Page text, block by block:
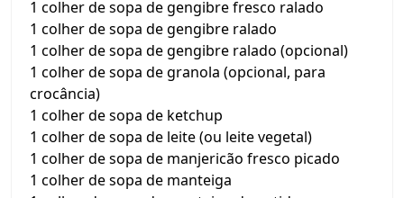
1 colher de sopa de gengibre fresco ralado
1 colher de sopa de gengibre ralado
1 colher de sopa de gengibre ralado (opcional)
1 colher de sopa de granola (opcional, para
crocância)
1 colher de sopa de ketchup
1 colher de sopa de leite (ou leite vegetal)
1 colher de sopa de manjericão fresco picado
1 colher de sopa de manteiga